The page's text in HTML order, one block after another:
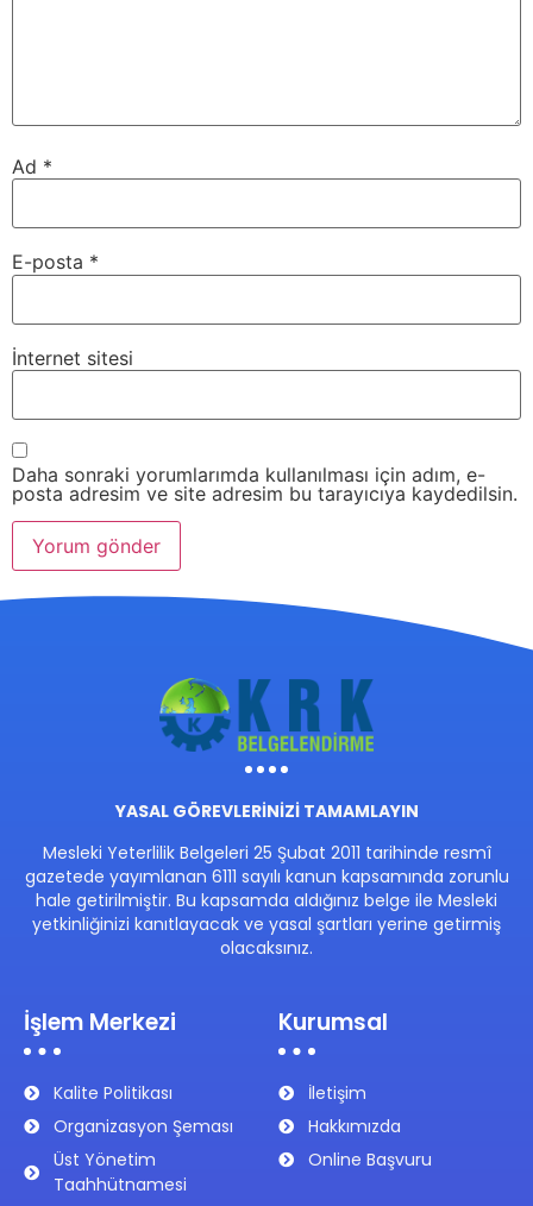
Ad *
E-posta *
İnternet sitesi
Daha sonraki yorumlarımda kullanılması için adım, e-
posta adresim ve site adresim bu tarayıcıya kaydedilsin.
YASAL GÖREVLERİNİZİ TAMAMLAYIN
Mesleki Yeterlilik Belgeleri 25 Şubat 2011 tarihinde resmî
gazetede yayımlanan 6111 sayılı kanun kapsamında zorunlu
hale getirilmiştir. Bu kapsamda aldığınız belge ile Mesleki
yetkinliğinizi kanıtlayacak ve yasal şartları yerine getirmiş
olacaksınız.
İşlem Merkezi
Kalite Politikası
Organizasyon Şeması
Üst Yönetim
Taahhütnamesi
Kurumsal
İletişim
Hakkımızda
Online Başvuru